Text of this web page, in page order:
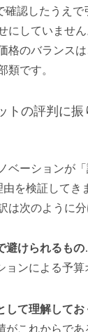
確認したうえで
にしていませ
格のバランス
類です。
トの評判に振
ベーションが
を検証してき
は次のように分
避けられるもの
ョンによる予算
して理解してお
がこれからであ